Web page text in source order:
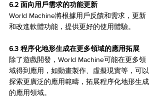
6.2 面向用戶需求的功能更新
World Machine將根據用戶反饋和需求，更新
和改進軟體功能，提供更好的使用體驗。
6.3 程序化地形生成在更多領域的應用拓展
除了遊戲開發，World Machine可能在更多領
域得到應用，如動畫製作、虛擬現實等，可以
探索更廣泛的應用範疇，拓展程序化地形生成
的應用領域。